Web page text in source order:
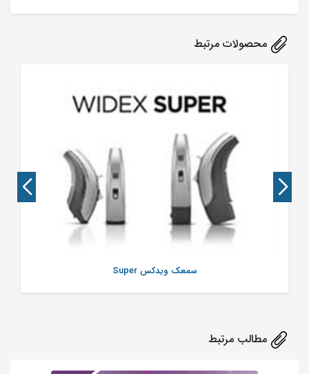
محصولات مرتبط
سمعک ویدکس Super
مطالب مرتبط